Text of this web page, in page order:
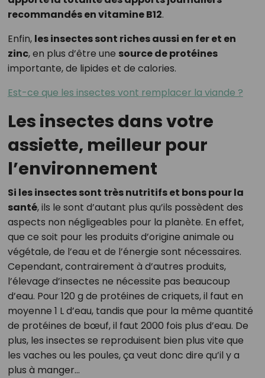
recommandés en vitamine B12.
Enfin, les insectes sont riches aussi en fer et en
zinc, en plus d’être une source de protéines
importante, de lipides et de calories.
Est-ce que les insectes vont remplacer la viande ?
Les insectes dans votre
assiette, meilleur pour
l’environnement
Si les insectes sont très nutritifs et bons pour la
santé, ils le sont d’autant plus qu’ils possèdent des
aspects non négligeables pour la planète. En effet,
que ce soit pour les produits d’origine animale ou
végétale, de l’eau et de l’énergie sont nécessaires.
Cependant, contrairement à d’autres produits,
l’élevage d’insectes ne nécessite pas beaucoup
d’eau. Pour 120 g de protéines de criquets, il faut en
moyenne 1 L d’eau, tandis que pour la même quantité
de protéines de bœuf, il faut 2000 fois plus d’eau. De
plus, les insectes se reproduisent bien plus vite que
les vaches ou les poules, ça veut donc dire qu’il y a
plus à manger…